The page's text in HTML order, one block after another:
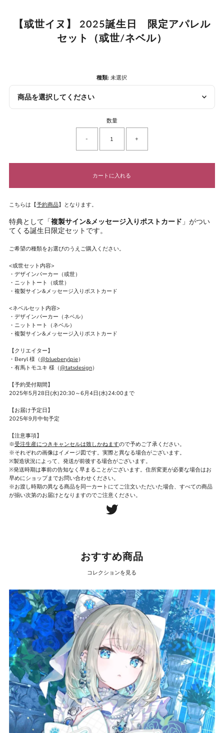
【或世イヌ】 2025誕生日 限定アパレル
セット（或世/ネベル）
種類: 未選択
商品を選択してください
数量
- +
こちらは【予約商品】となります。
特典として「複製サイン&メッセージ入りポストカード」がつい
てくる誕生日限定セットです。
ご希望の種類をお選びのうえご購入ください。
<或世セット内容>
・デザインパーカー（或世）
・ニットトート（或世）
・複製サイン&メッセージ入りポストカード
<ネベルセット内容>
・デザインパーカー（ネベル）
・ニットトート（ネベル）
・複製サイン&メッセージ入りポストカード
【クリエイター】
・Beryl 様（@blueberylpie）
・有馬トモユキ様（@tatsdesign）
【予約受付期間】
2025年5月28日(水)20:30～6月4日(水)24:00まで
【お届け予定日】
2025年9月中旬予定
【注意事項】
※受注生産につきキャンセルは致しかねますので予めご了承ください。
※それぞれの画像はイメージ図です。実際と異なる場合がございます。
※製造状況によって、発送が前後する場合がございます。
※発送時期は事前の告知なく早まることがございます。住所変更が必要な場合はお
早めにショップまでお問い合わせください。
※お渡し時期の異なる商品を同一カートにてご注文いただいた場合、すべての商品
が揃い次第のお届けとなりますのでご注意ください。
おすすめ商品
コレクションを見る